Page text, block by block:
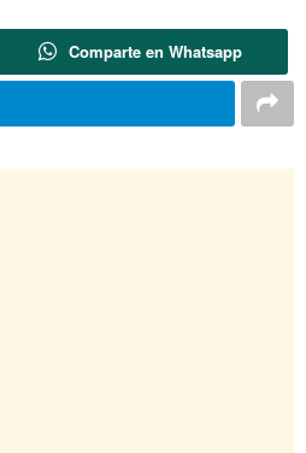
Comparte en Whatsapp